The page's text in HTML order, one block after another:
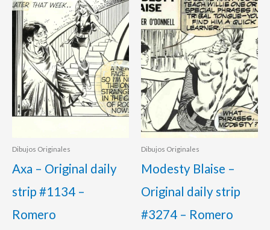
Dibujos Originales
Axa – Original daily
strip #1134 –
Romero
Dibujos Originales
Modesty Blaise –
Original daily strip
#3274 – Romero